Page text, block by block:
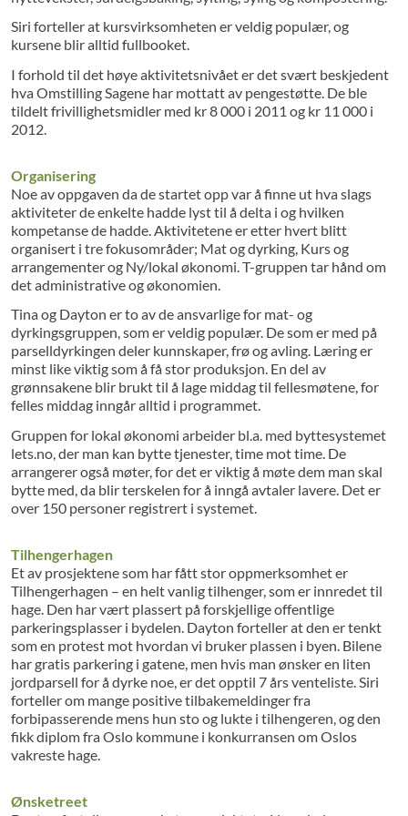
Siri forteller at kursvirksomheten er veldig populær, og
kursene blir alltid fullbooket.
I forhold til det høye aktivitetsnivået er det svært beskjedent
hva Omstilling Sagene har mottatt av pengestøtte. De ble
tildelt frivillighetsmidler med kr 8 000 i 2011 og kr 11 000 i
2012.
Organisering
Noe av oppgaven da de startet opp var å finne ut hva slags
aktiviteter de enkelte hadde lyst til å delta i og hvilken
kompetanse de hadde. Aktivitetene er etter hvert blitt
organisert i tre fokusområder; Mat og dyrking, Kurs og
arrangementer og Ny/lokal økonomi. T-gruppen tar hånd om
det administrative og økonomien.
Tina og Dayton er to av de ansvarlige for mat- og
dyrkingsgruppen, som er veldig populær. De som er med på
parselldyrkingen deler kunnskaper, frø og avling. Læring er
minst like viktig som å få stor produksjon. En del av
grønnsakene blir brukt til å lage middag til fellesmøtene, for
felles middag inngår alltid i programmet.
Gruppen for lokal økonomi arbeider bl.a. med byttesystemet
lets.no, der man kan bytte tjenester, time mot time. De
arrangerer også møter, for det er viktig å møte dem man skal
bytte med, da blir terskelen for å inngå avtaler lavere. Det er
over 150 personer registrert i systemet.
Tilhengerhagen
Et av prosjektene som har fått stor oppmerksomhet er
Tilhengerhagen – en helt vanlig tilhenger, som er innredet til
hage. Den har vært plassert på forskjellige offentlige
parkeringsplasser i bydelen. Dayton forteller at den er tenkt
som en protest mot hvordan vi bruker plassen i byen. Bilene
har gratis parkering i gatene, men hvis man ønsker en liten
jordparsell for å dyrke noe, er det opptil 7 års venteliste. Siri
forteller om mange positive tilbakemeldinger fra
forbipasserende mens hun sto og lukte i tilhengeren, og den
fikk diplom fra Oslo kommune i konkurransen om Oslos
vakreste hage.
Ønsketreet